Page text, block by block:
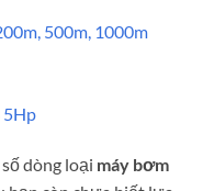
500m, 1000m
5Hp
dòng loại máy bơm